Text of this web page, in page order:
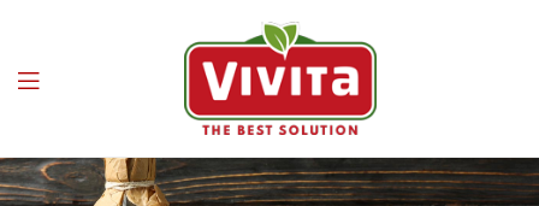
Vivita